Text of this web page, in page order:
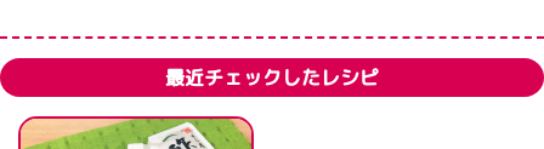
最近チェックしたレシピ